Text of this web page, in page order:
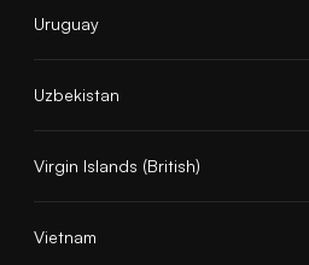
Uruguay
Uzbekistan
Virgin Islands (British)
Vietnam